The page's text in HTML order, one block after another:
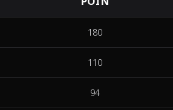
180
110
94